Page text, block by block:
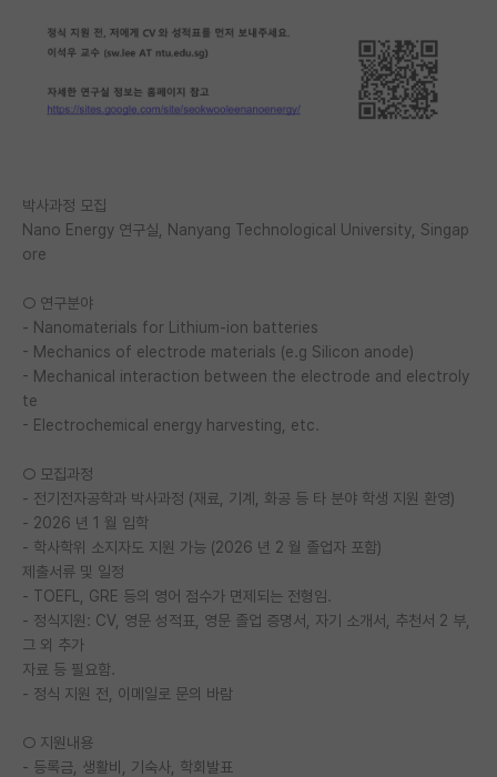
학부 인턴 게시판
임용 후기 게시판
인문사회 계열 게시판
반도체/AI 게시판
장학금/장학생 게시판
학술 정보 게시판
홍보 게시판
커리어
유학교육
이벤트
반도체 아카데미
재팬라운지 🌸
박사과정 모집
Nano Energy 연구실, Nanyang Technological University, Singap
ore
○ 연구분야
- Nanomaterials for Lithium-ion batteries
- Mechanics of electrode materials (e.g Silicon anode)
- Mechanical interaction between the electrode and electroly
te
- Electrochemical energy harvesting, etc.
○ 모집과정
- 전기전자공학과 박사과정 (재료, 기계, 화공 등 타 분야 학생 지원 환영)
- 2026 년 1 월 입학
- 학사학위 소지자도 지원 가능 (2026 년 2 월 졸업자 포함)
제출서류 및 일정
- TOEFL, GRE 등의 영어 점수가 면제되는 전형임.
- 정식지원: CV, 영문 성적표, 영문 졸업 증명서, 자기 소개서, 추천서 2 부,
그 외 추가
자료 등 필요함.
- 정식 지원 전, 이메일로 문의 바람
○ 지원내용
- 등록금, 생활비, 기숙사, 학회발표